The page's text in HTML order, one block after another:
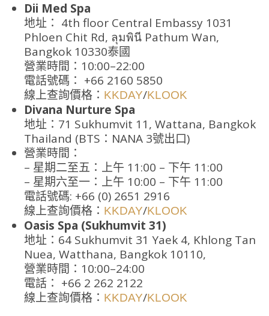
Dii Med Spa
地址： 4th floor Central Embassy 1031
Phloen Chit Rd, ลุมพินี Pathum Wan,
Bangkok 10330泰國
營業時間：10:00–22:00
電話號碼： +66 2160 5850
線上查詢價格： KKDAY/KLOOK
Divana Nurture Spa
地址：71 Sukhumvit 11, Wattana, Bangkok
Thailand (BTS：NANA 3號出口)
營業時間：
– 星期二至五：上午 11:00 – 下午 11:00
– 星期六至一：上午 10:00 – 下午 11:00
電話號碼: +66 (0) 2651 2916
線上查詢價格： KKDAY/KLOOK
Oasis Spa (Sukhumvit 31)
地址：64 Sukhumvit 31 Yaek 4, Khlong Tan
Nuea, Watthana, Bangkok 10110,
營業時間：10:00–24:00
電話： +66 2 262 2122
線上查詢價格： KKDAY/KLOOK